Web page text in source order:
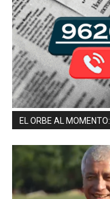
EL ORBE AL MOMENTO: